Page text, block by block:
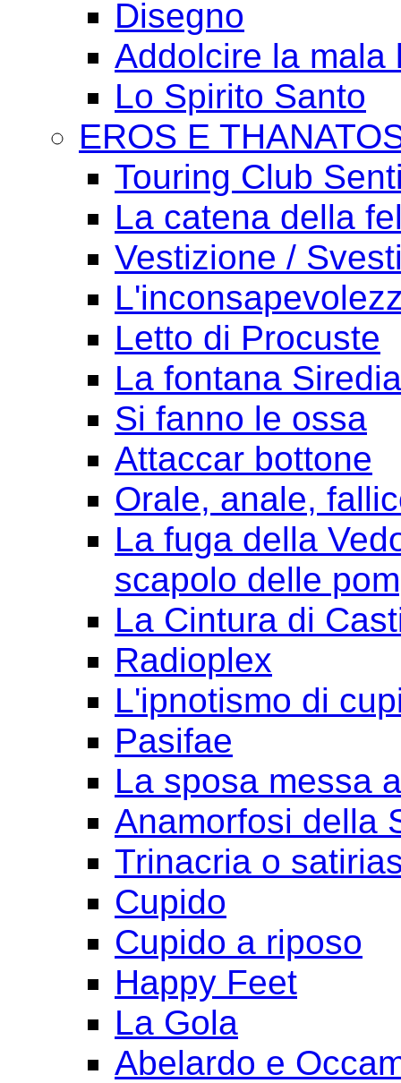
Disegno
Addolcire la mala
Lo Spirito Santo
EROS E
Touring Club
La catena della
Vestizione /
Letto di Procuste
La fontana Siredia
Si fanno le ossa
Attaccar bottone
Orale, anale,
La fuga della
scapolo delle
La Cintura di
Radioplex
L'ipnotismo di
Pasifae
La sposa messa
Anamorfosi della
Trinacria o
Cupido
Cupido a riposo
Happy Feet
La Gola
Abelardo e